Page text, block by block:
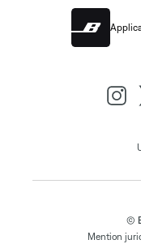
©
Mention